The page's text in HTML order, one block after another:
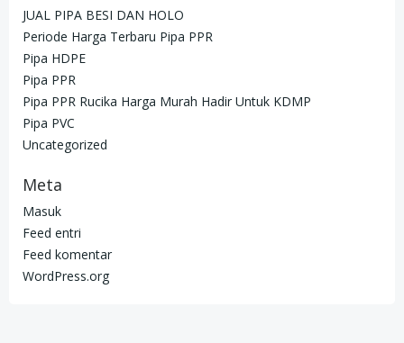
JUAL PIPA BESI DAN HOLO
Periode Harga Terbaru Pipa PPR
Pipa HDPE
Pipa PPR
Pipa PPR Rucika Harga Murah Hadir Untuk KDMP
Pipa PVC
Uncategorized
Meta
Masuk
Feed entri
Feed komentar
WordPress.org